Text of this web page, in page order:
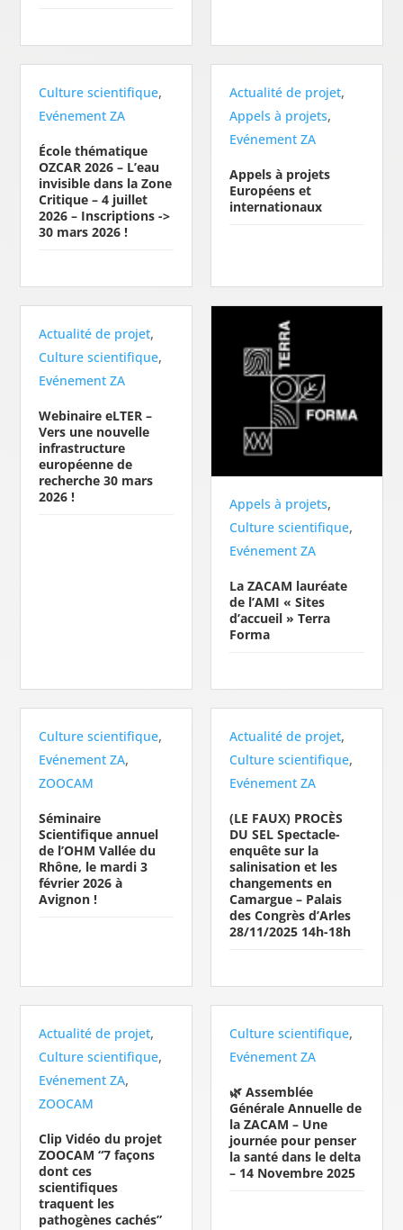
Culture scientifique,
Evénement ZA
École thématique
OZCAR 2026 – L’eau
invisible dans la Zone
Critique – 4 juillet
2026 – Inscriptions ->
30 mars 2026 !
Actualité de projet,
Appels à projets,
Evénement ZA
Appels à projets
Européens et
internationaux
Actualité de projet,
Culture scientifique,
Evénement ZA
Webinaire eLTER –
Vers une nouvelle
infrastructure
européenne de
recherche 30 mars
2026 !
Appels à projets,
Culture scientifique,
Evénement ZA
La ZACAM lauréate
de l’AMI « Sites
d’accueil » Terra
Forma
Culture scientifique,
Evénement ZA,
ZOOCAM
Séminaire
Scientifique annuel
de l’OHM Vallée du
Rhône, le mardi 3
février 2026 à
Avignon !
Actualité de projet,
Culture scientifique,
Evénement ZA
(LE FAUX) PROCÈS
DU SEL Spectacle-
enquête sur la
salinisation et les
changements en
Camargue – Palais
des Congrès d’Arles
28/11/2025 14h-18h
Actualité de projet,
Culture scientifique,
Evénement ZA,
ZOOCAM
Clip Vidéo du projet
ZOOCAM “7 façons
dont ces
scientifiques
traquent les
pathogènes cachés”
Culture scientifique,
Evénement ZA
🌿 Assemblée
Générale Annuelle de
la ZACAM – Une
journée pour penser
la santé dans le delta
– 14 Novembre 2025